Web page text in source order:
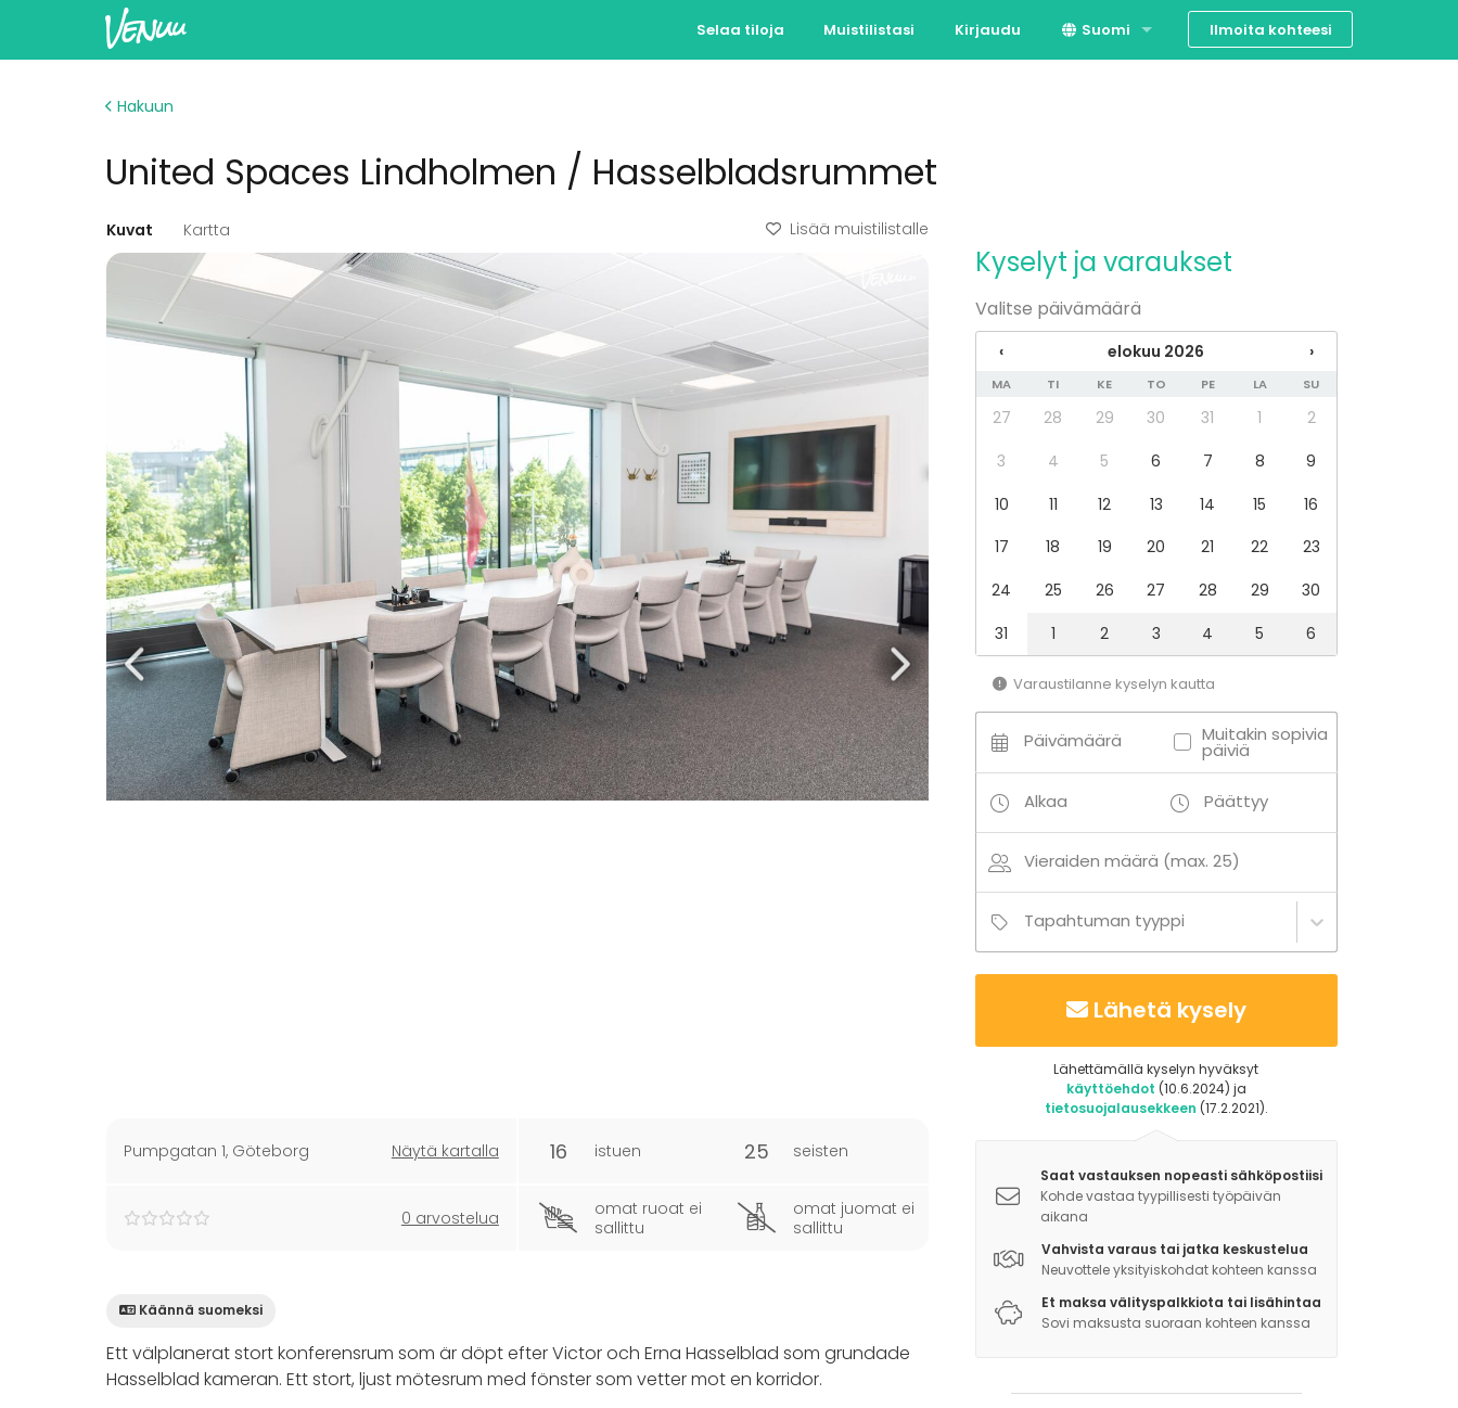
Selaa tiloja Muistilistasi Kirjaudu Suomi Ilmoita kohteesi
Hakuun
United Spaces Lindholmen / Hasselbladsrummet
Kuvat Kartta Lisää muistilistalle
Pumpgatan 1, Göteborg Näytä kartalla
0 arvostelua
16 istuen 25 seisten
omat ruoat ei
sallittu
omat juomat ei
sallittu
Käännä suomeksi
Ett välplanerat stort konferensrum som är döpt efter Victor och Erna Hasselblad som grundade
Hasselblad kameran. Ett stort, ljust mötesrum med fönster som vetter mot en korridor.
Kyselyt ja varaukset
Valitse päivämäärä
‹ elokuu 2026 ›
MA TI KE TO PE LA SU
27 28 29 30 31 1
2
3
4 5 6 7 8
9
10
11 12 13 14 15
16
17
18 19 20 21 22
23
24
25 26 27 28 29
30
31
1 2 3 4 5 6
Varaustilanne kyselyn kautta
Päivämäärä Muitakin sopivia
päiviä
Alkaa Päättyy
Vieraiden määrä (max. 25)
Tapahtuman tyyppi
Lähetä kysely
Lähettämällä kyselyn hyväksyt
käyttöehdot (10.6.2024) ja
tietosuojalausekkeen (17.2.2021).
Saat vastauksen nopeasti sähköpostiisi
Kohde vastaa tyypillisesti työpäivän
aikana
Vahvista varaus tai jatka keskustelua
Neuvottele yksityiskohdat kohteen kanssa
Et maksa välityspalkkiota tai lisähintaa
Sovi maksusta suoraan kohteen kanssa